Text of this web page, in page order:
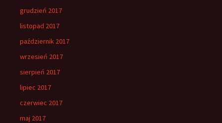
grudzień 2017
listopad 2017
październik 2017
wrzesień 2017
sierpień 2017
lipiec 2017
czerwiec 2017
maj 2017